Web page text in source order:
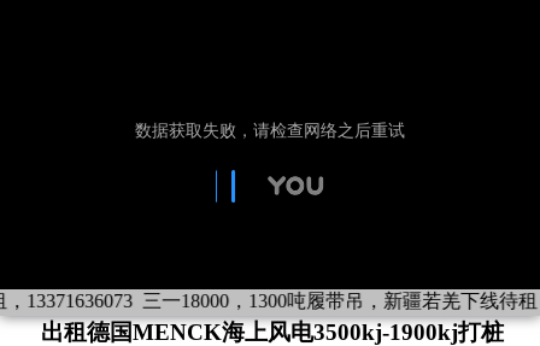
13371636073 三一18000，1300吨履带吊，新疆若羌下线待租
出租德国MENCK海上风电3500kj-1900kj打桩